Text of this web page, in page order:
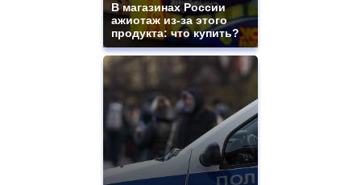
В магазинах России
ажиотаж из-за этого
продукта: что купить?